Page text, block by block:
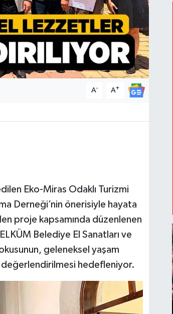
A- A+
Eko-Miras Odaklı Turizmi
Derneği’nin önerisiyle hayata
proje kapsamında düzenlenen
Belediye El Sanatları ve
geleneksel yaşam
değerlendirilmesi hedefleniyor.